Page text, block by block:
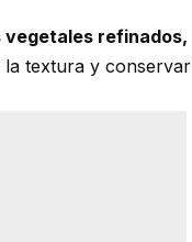
refinados,
textura y conservar